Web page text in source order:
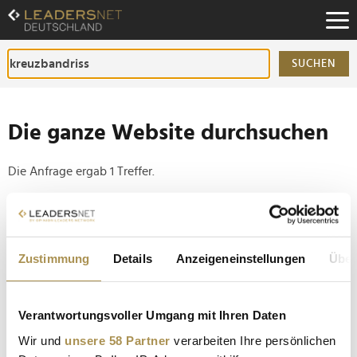
Zustimmung Details Anzeigeneinstellungen
Verantwortungsvoller Umgang mit Ihren Daten
Wir und unsere 58 Partner verarbeiten Ihre persönlichen
Zum
Inhalt
Zur
Fußzeilen-
Navigation
SUCHEN
Die ganze Website durchsuchen
Die Anfrage ergab 1 Treffer.
Tipp
Setzen Sie die gesuchten Wörter zwischen
Anführungszeichen: zb "Vorname Nachname".
Warum moderne Regeneration im Profisport zum
Wettbewerbsfaktor bei der WM wird